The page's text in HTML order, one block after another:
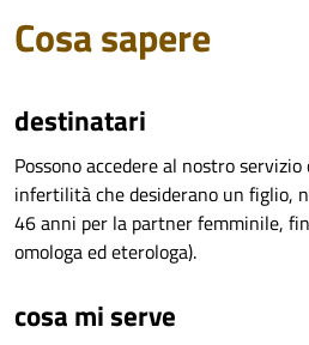
Cosa sapere
destinatari
Possono accedere al nostro
infertilità che desiderano un figlio,
46 anni per la partner femminile,
omologa ed eterologa).
cosa mi serve